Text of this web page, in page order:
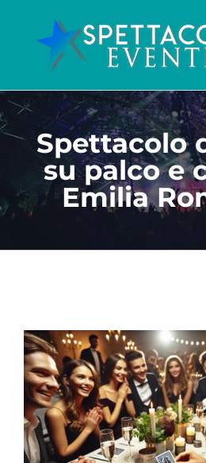
contenuto
Spettacolo
su palco e
Emilia
Ingrandisci
immagine